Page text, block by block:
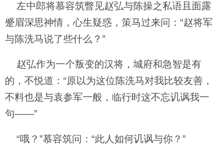
左中郎将慕容筑瞥见赵弘与陈操之私语且面露
蹙眉深思神情，心生疑惑，策马过来问：“赵将军
与陈洗马说了些什么？”
赵弘作为一个叛变的汉将，城府和急智是有
的，不悦道：“原以为这位陈洗马对我比较友善，
不料也是与袁参军一般，临行时这不忘讥讽我一
句——”
“哦？”慕容筑问：“此人如何讥讽与你？”